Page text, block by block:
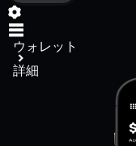
ウォレット
詳細